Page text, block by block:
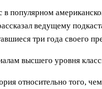
популярном
ведущему
три года своего
высшего уровня
относительно того,